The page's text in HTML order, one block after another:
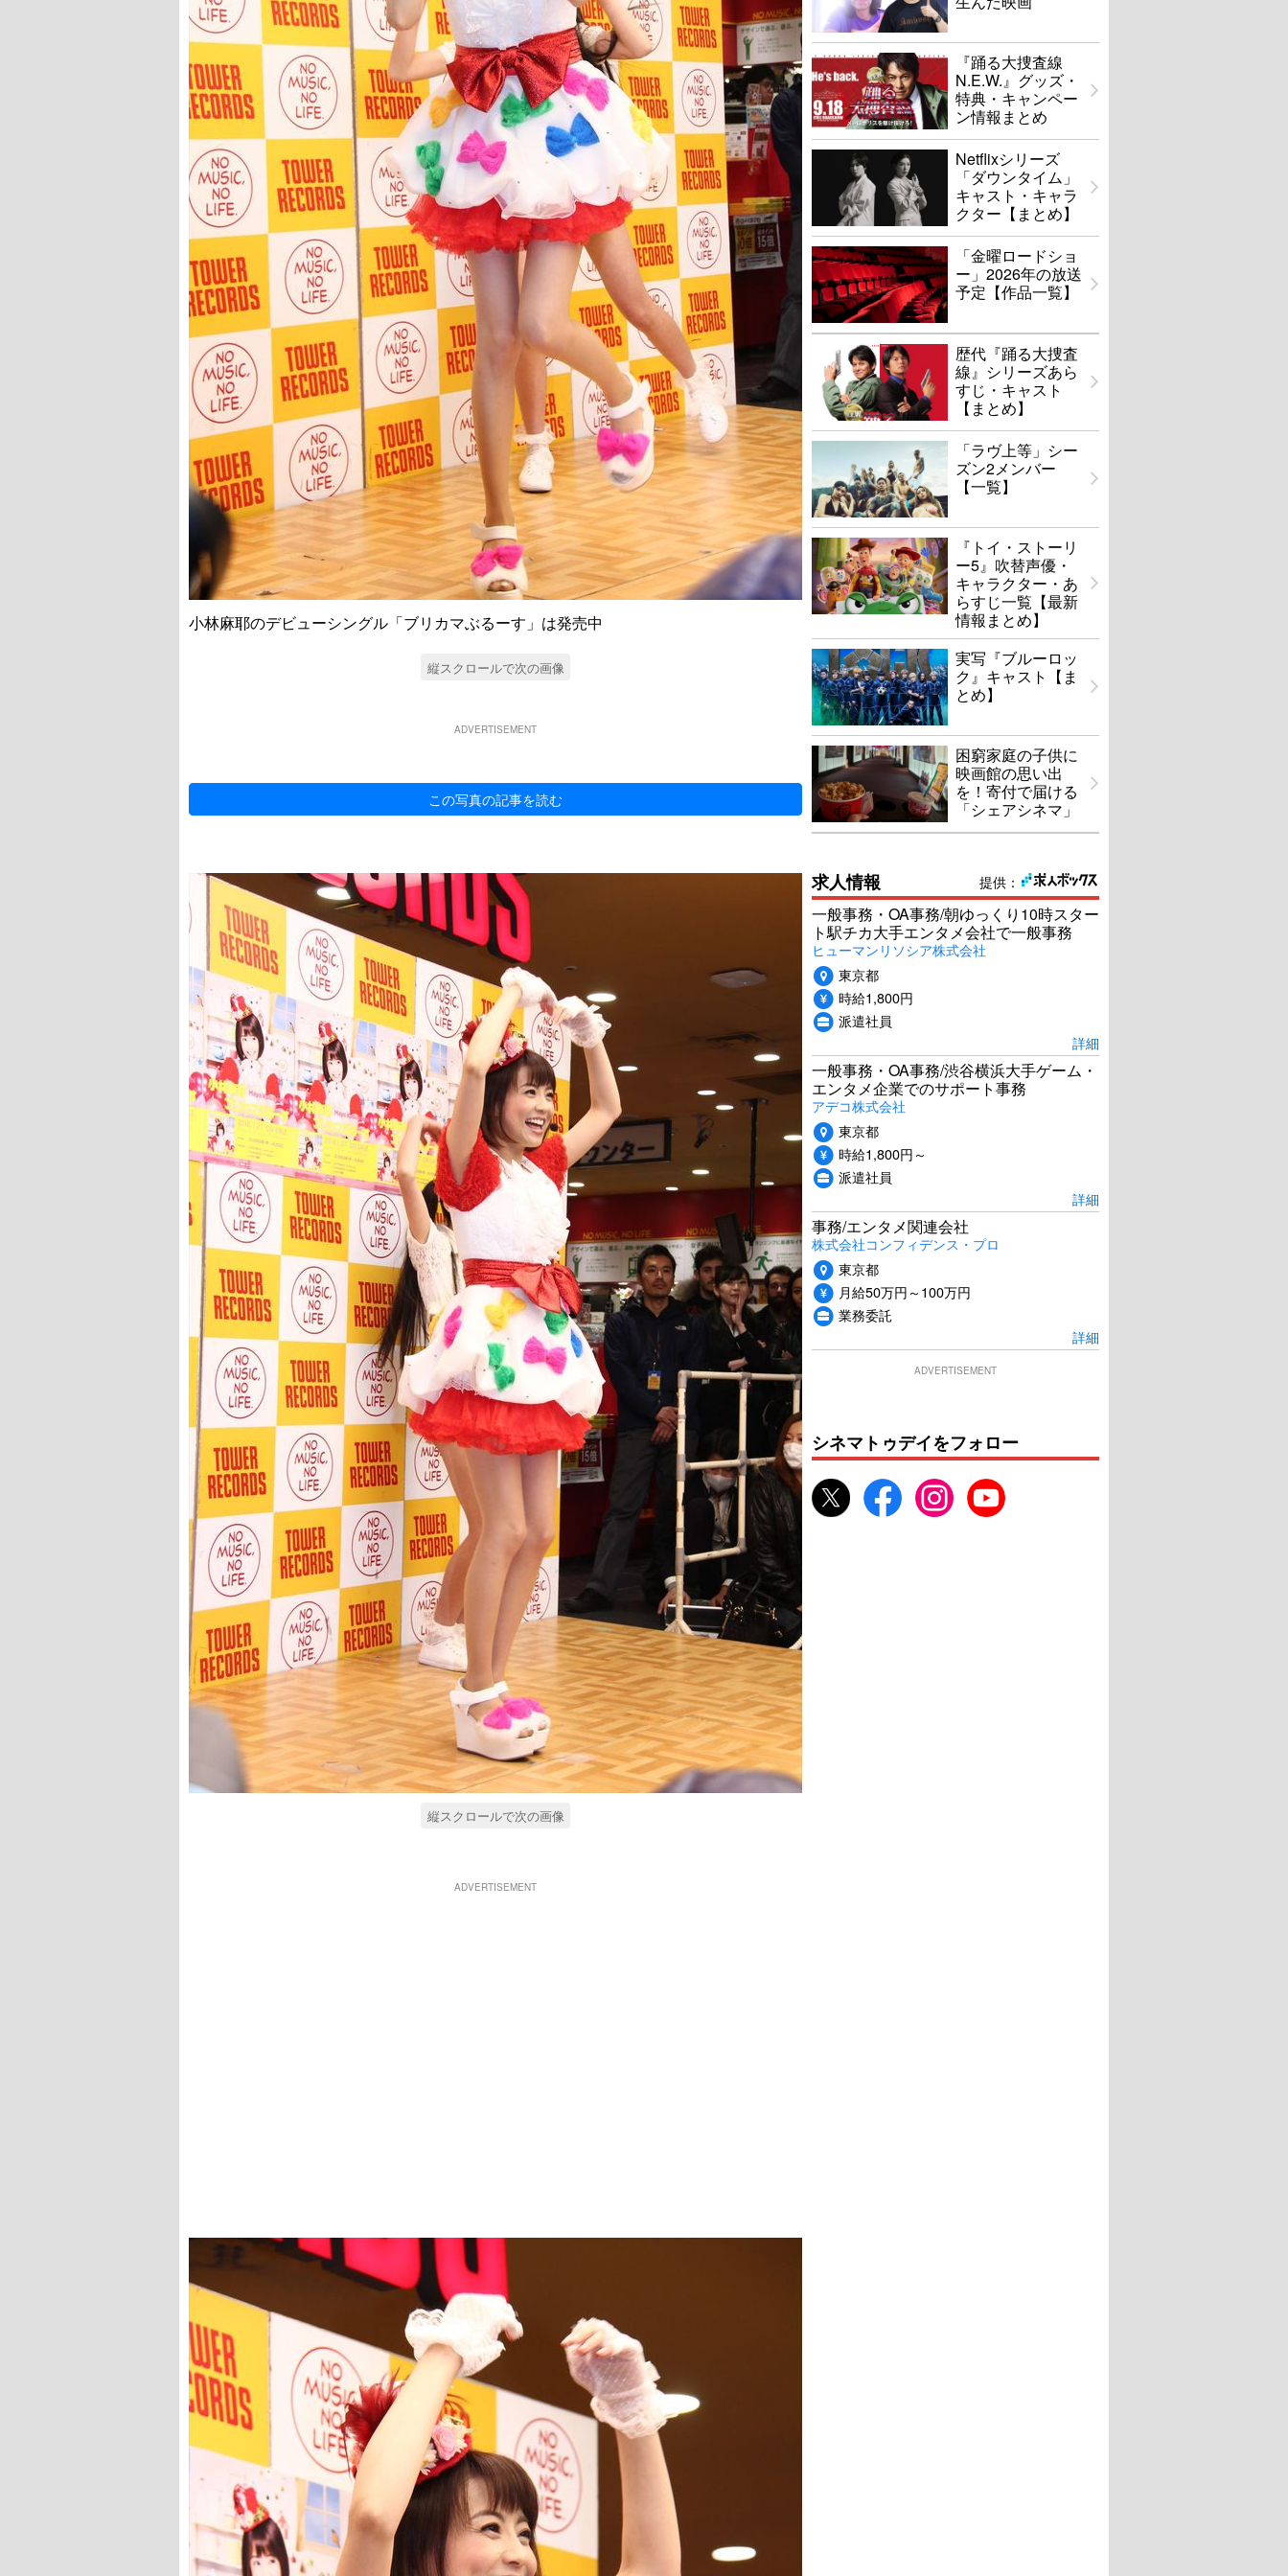
小林麻耶のデビューシングル「ブリカマぶるーす」は発売中
縦スクロールで次の画像
ADVERTISEMENT
この写真の記事を読む
縦スクロールで次の画像
ADVERTISEMENT
『踊る大捜査線
N.E.W.』グッズ・
特典・キャンペー
ン情報まとめ
Netflixシリーズ
「ダウンタイム」
キャスト・キャラ
クター【まとめ】
「金曜ロードショ
ー」2026年の放送
予定【作品一覧】
歴代『踊る大捜査
線』シリーズあら
すじ・キャスト
【まとめ】
「ラヴ上等」シー
ズン2メンバー
【一覧】
『トイ・ストーリ
ー5』吹替声優・
キャラクター・あ
らすじ一覧【最新
情報まとめ】
実写『ブルーロッ
ク』キャスト【ま
とめ】
困窮家庭の子供に
映画館の思い出
を！寄付で届ける
「シェアシネマ」
提供：
求人情報
一般事務・OA事務/朝ゆっくり10時スター
ト駅チカ大手エンタメ会社で一般事務
ヒューマンリソシア株式会社
東京都
時給1,800円
派遣社員
詳細
一般事務・OA事務/渋谷横浜大手ゲーム・
エンタメ企業でのサポート事務
アデコ株式会社
東京都
時給1,800円～
派遣社員
詳細
事務/エンタメ関連会社
株式会社コンフィデンス・プロ
東京都
月給50万円～100万円
業務委託
詳細
ADVERTISEMENT
シネマトゥデイをフォロー